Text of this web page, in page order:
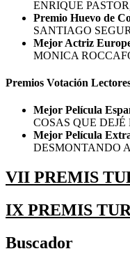
ENRIQUE
Premio Huevo de
SANTIAGO
Mejor Actriz
MONICA
Premios Votación
Mejor Película
COSAS QUE DEJÉ
Mejor Película
DESMONTANDO
VII PREMIS
IX PREMIS
Buscador